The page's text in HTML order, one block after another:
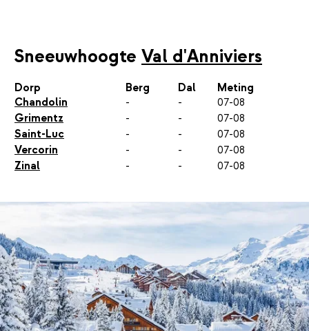
Sneeuwhoogte Val d'Anniviers
Dorp Berg Dal
Meting
Chandolin
- -
07-08
Grimentz
- -
07-08
Saint-Luc
- -
07-08
Vercorin
- -
07-08
Zinal
- - 07-08